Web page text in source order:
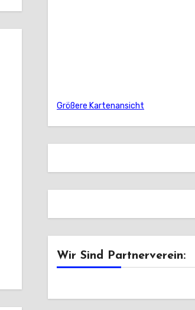
Größere Kartenansicht
Wir Sind Partnerverein: